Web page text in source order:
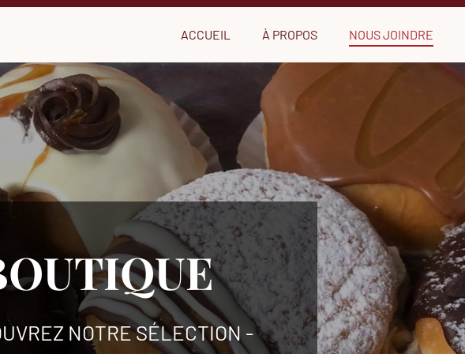
ACCUEIL À PROPOS NOUS JOINDRE
NOTRE SÉLECTION -